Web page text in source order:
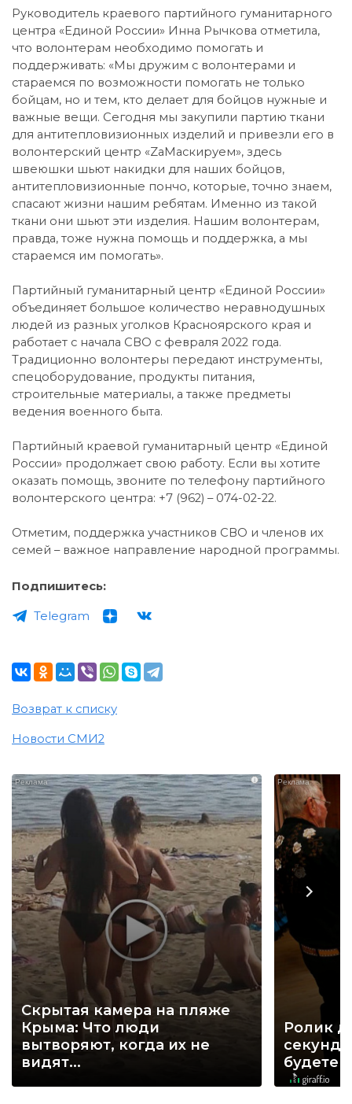
Руководитель краевого партийного гуманитарного
центра «Единой России» Инна Рычкова отметила,
что волонтерам необходимо помогать и
поддерживать: «Мы дружим с волонтерами и
стараемся по возможности помогать не только
бойцам, но и тем, кто делает для бойцов нужные и
важные вещи. Сегодня мы закупили партию ткани
для антитепловизионных изделий и привезли его в
волонтерский центр «ZаМаскируем», здесь
швеюшки шьют накидки для наших бойцов,
антитепловизионные пончо, которые, точно знаем,
спасают жизни нашим ребятам. Именно из такой
ткани они шьют эти изделия. Нашим волонтерам,
правда, тоже нужна помощь и поддержка, а мы
стараемся им помогать».
Партийный гуманитарный центр «Единой России»
объединяет большое количество неравнодушных
людей из разных уголков Красноярского края и
работает с начала СВО с февраля 2022 года.
Традиционно волонтеры передают инструменты,
спецоборудование, продукты питания,
строительные материалы, а также предметы
ведения военного быта.
Партийный краевой гуманитарный центр «Единой
России» продолжает свою работу. Если вы хотите
оказать помощь, звоните по телефону партийного
волонтерского центра: +7 (962) – 074-02-22.
Отметим, поддержка участников СВО и членов их
семей – важное направление народной программы.
Подпишитесь:
Telegram
Возврат к списку
Новости СМИ2
i
Скрытая камера на пляже
Крыма: Что люди
вытворяют, когда их не
видят...
Ролик
секунд,
будете